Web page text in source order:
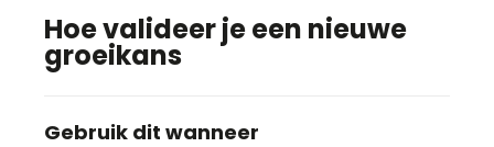
Hoe valideer je een nieuwe
groeikans
Gebruik dit wanneer